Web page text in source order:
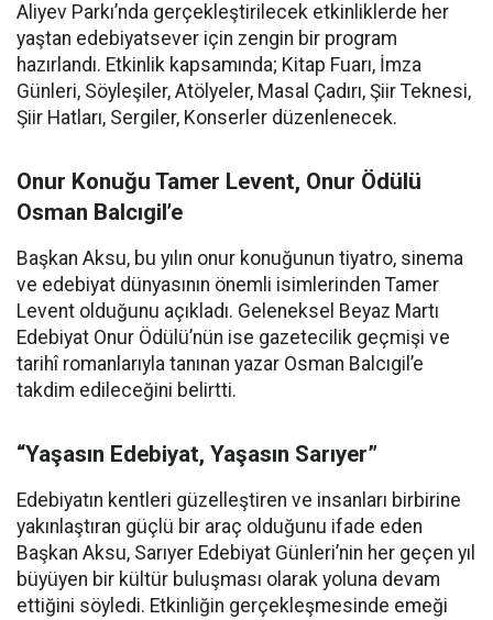
Aliyev Parkı’nda gerçekleştirilecek etkinliklerde her
yaştan edebiyatsever için zengin bir program
hazırlandı. Etkinlik kapsamında; Kitap Fuarı, İmza
Günleri, Söyleşiler, Atölyeler, Masal Çadırı, Şiir Teknesi,
Şiir Hatları, Sergiler, Konserler düzenlenecek.
Onur Konuğu Tamer Levent, Onur Ödülü
Osman Balcıgil’e
Başkan Aksu, bu yılın onur konuğunun tiyatro, sinema
ve edebiyat dünyasının önemli isimlerinden Tamer
Levent olduğunu açıkladı. Geleneksel Beyaz Martı
Edebiyat Onur Ödülü’nün ise gazetecilik geçmişi ve
tarihî romanlarıyla tanınan yazar Osman Balcıgil’e
takdim edileceğini belirtti.
“Yaşasın Edebiyat, Yaşasın Sarıyer”
Edebiyatın kentleri güzelleştiren ve insanları birbirine
yakınlaştıran güçlü bir araç olduğunu ifade eden
Başkan Aksu, Sarıyer Edebiyat Günleri’nin her geçen yıl
büyüyen bir kültür buluşması olarak yoluna devam
ettiğini söyledi. Etkinliğin gerçekleşmesinde emeği